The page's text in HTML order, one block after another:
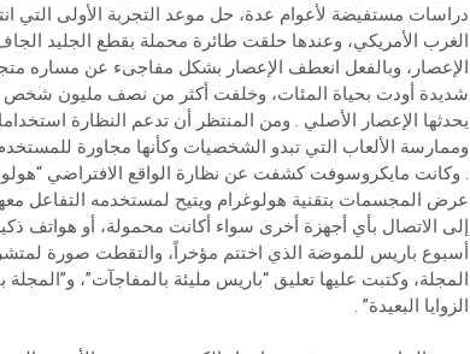
دراسات مستفيضة لأعوام عدة، حل موعد التجربة الأولى
الغرب الأمريكي، وعندها حلقت طائرة محملة بقطع الجليد
الإعصار، وبالفعل انعطف الإعصار بشكل مفاجىء عن مساره
شديدة أودت بحياة المئات، وخلفت أكثر من نصف مليون شخص
يحدثها الإعصار الأصلي . ومن المنتظر أن تدعم النظارة
وممارسة الألعاب التي تبدو الشخصيات وكأنها مجاورة
. وكانت مايكروسوفت كشفت عن نظارة الواقع الافتراضي
عرض المجسمات بتقنية هولوغرام ويتيح لمستخدمه التفاعل
إلى الاتصال بأي أجهزة أخرى سواء أكانت محمولة، أو هواتف
أسبوع باريس للموضة الذي اختتم مؤخراً، والتقطت صورة
المجلة، وكتبت عليها تعليق “باريس مليئة بالمفاجآت”،
الزوايا البعيدة” .